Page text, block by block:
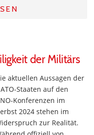
der Militärs
aktuellen Aussagen der
Staaten auf den
Konferenzen im
2024 stehen im
zur Realität.